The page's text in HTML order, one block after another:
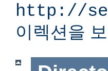
http://
이렉션을